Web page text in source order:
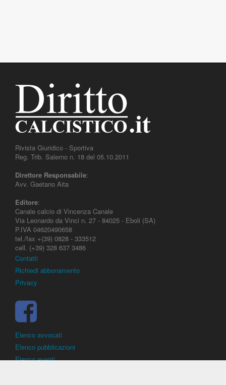
Rivista Giuridico - Sportiva
Reg. Trib. Salerno n. 18 del 05.10.2011
Direttore Responsabile:
Avv. Gaetano Aita
Editore:
Canale calcio di Vincenza Canale
Via Leonardo da Vinci n. 27 - 84025 - Eboli (SA)
P.IVA 04620490658
tel./fax +(39) 0828 - 333512
cell. (+39) 328 637 3486
Contatti
Richiedi abbonamento
Privacy
Elenco avvocati
Elenco pubblicazioni
Elenco eventi